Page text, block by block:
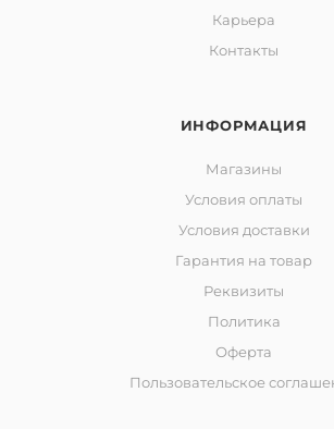
Карьера
Контакты
ИНФОРМАЦИЯ
Магазины
Условия оплаты
Условия доставки
Гарантия на товар
Реквизиты
Политика
Оферта
Пользовательское